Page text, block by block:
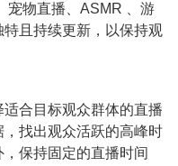
宠物直播、ASMR 、游
且持续更新，以保持观
合目标观众群体的直播
找出观众活跃的高峰时
保持固定的直播时间